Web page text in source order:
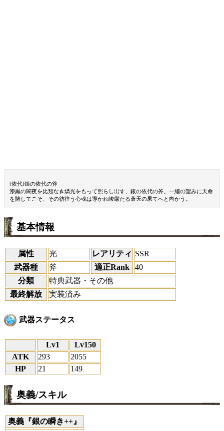
[依代]銀の依代の斧
漆黒の闇夜を比類なき燐光をもって照らし出す、銀の依代の斧。一縷の望みに天命
を賭してこそ、その彷徨う心魂は導かれ峻厳たる蒼天の果てへと向かう。
基本情報
属性 光 レアリティ SSR
武器種
斧 適正Rank
40
分類
特典武器・その他
最終解放
実装済み
武器ステータス
Lv1
Lv150
ATK
293
2055
HP
21 149
奥義/スキル
奥義『銀の瞬き++』